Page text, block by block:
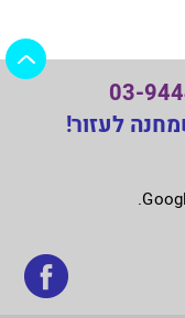
לעזור!